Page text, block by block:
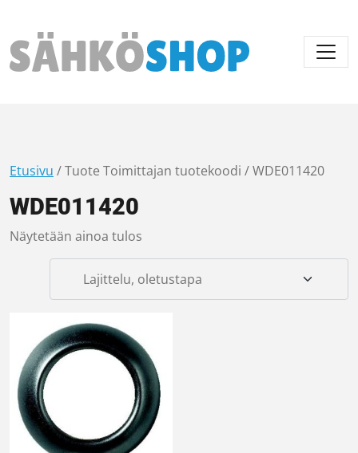
Päävalikko
Etusivu / Tuote Toimittajan tuotekoodi / WDE011420
WDE011420
Näytetään ainoa tulos